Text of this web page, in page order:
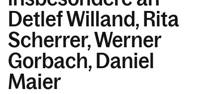
Detlef Willand, Rita
Scherrer, Werner
Gorbach, Daniel
Maier